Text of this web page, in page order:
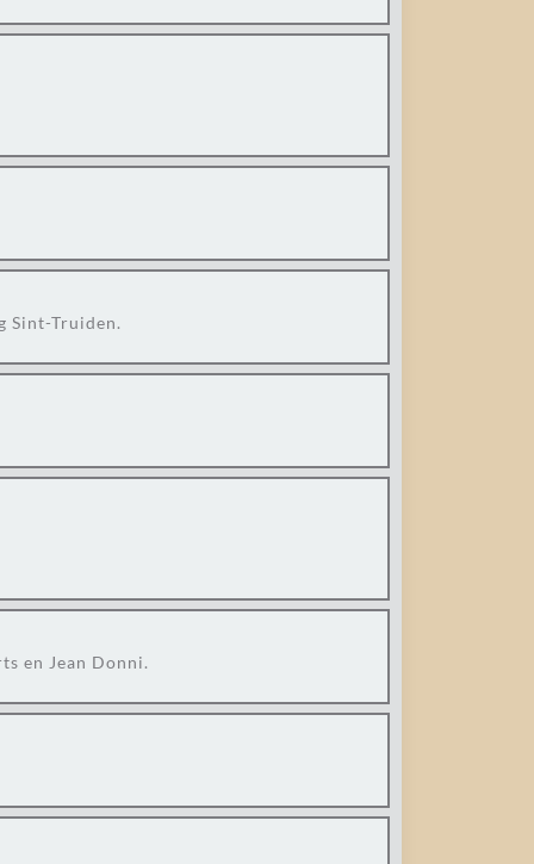
Sint-Truiden.
en Jean Donni.